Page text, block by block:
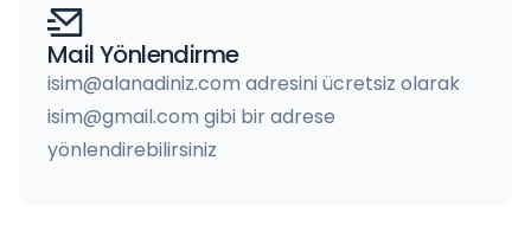
Mail Yönlendirme
isim@alanadiniz.com adresini ücretsiz olarak
isim@gmail.com gibi bir adrese
yönlendirebilirsiniz